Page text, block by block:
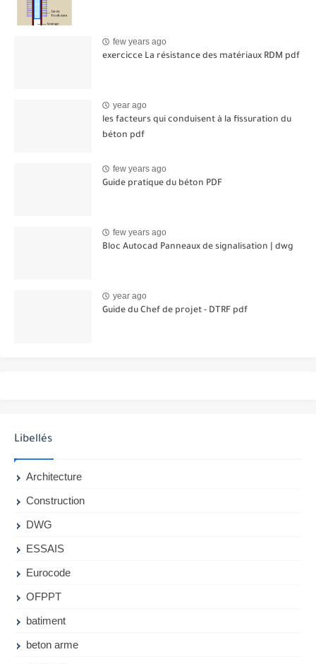
few years ago
exercicce La résistance des matériaux RDM pdf
year ago
les facteurs qui conduisent à la fissuration du
béton pdf
few years ago
Guide pratique du béton PDF
few years ago
Bloc Autocad Panneaux de signalisation | dwg
year ago
Guide du Chef de projet - DTRF pdf
Libellés
Architecture
Construction
DWG
ESSAIS
Eurocode
OFPPT
batiment
beton arme